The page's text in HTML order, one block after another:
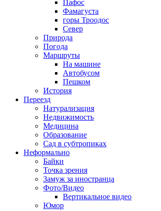
Пафос
Фамагуста
горы Троодос
Север
Природа
Погода
Маршруты
На машине
Автобусом
Пешком
История
Переезд
Натурализация
Недвижимость
Медицина
Образование
Сад в субтропиках
Неформально
Байки
Точка зрения
Замуж за иностранца
Фото/Видео
Вертикальное видео
Юмор